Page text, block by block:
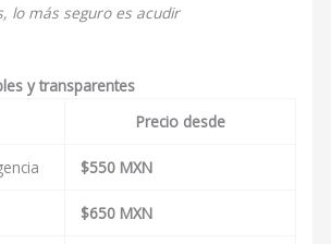
lo más seguro es acudir
y transparentes
Precio desde
$550 MXN
$650 MXN